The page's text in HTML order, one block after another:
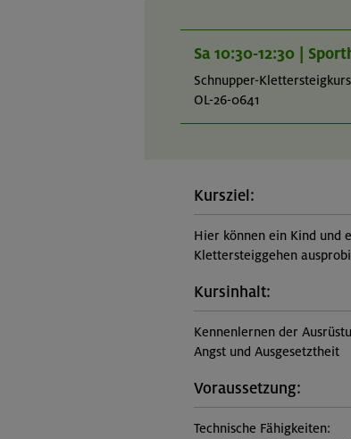
Sa 10:30-12:30 |
Schnupper-
OL-26-0641
Kursziel:
Hier können ein Kind und
Klettersteiggehen
Kursinhalt:
Kennenlernen der
Angst und Ausgesetztheit
Voraussetzung:
Technische Fähigkeiten: